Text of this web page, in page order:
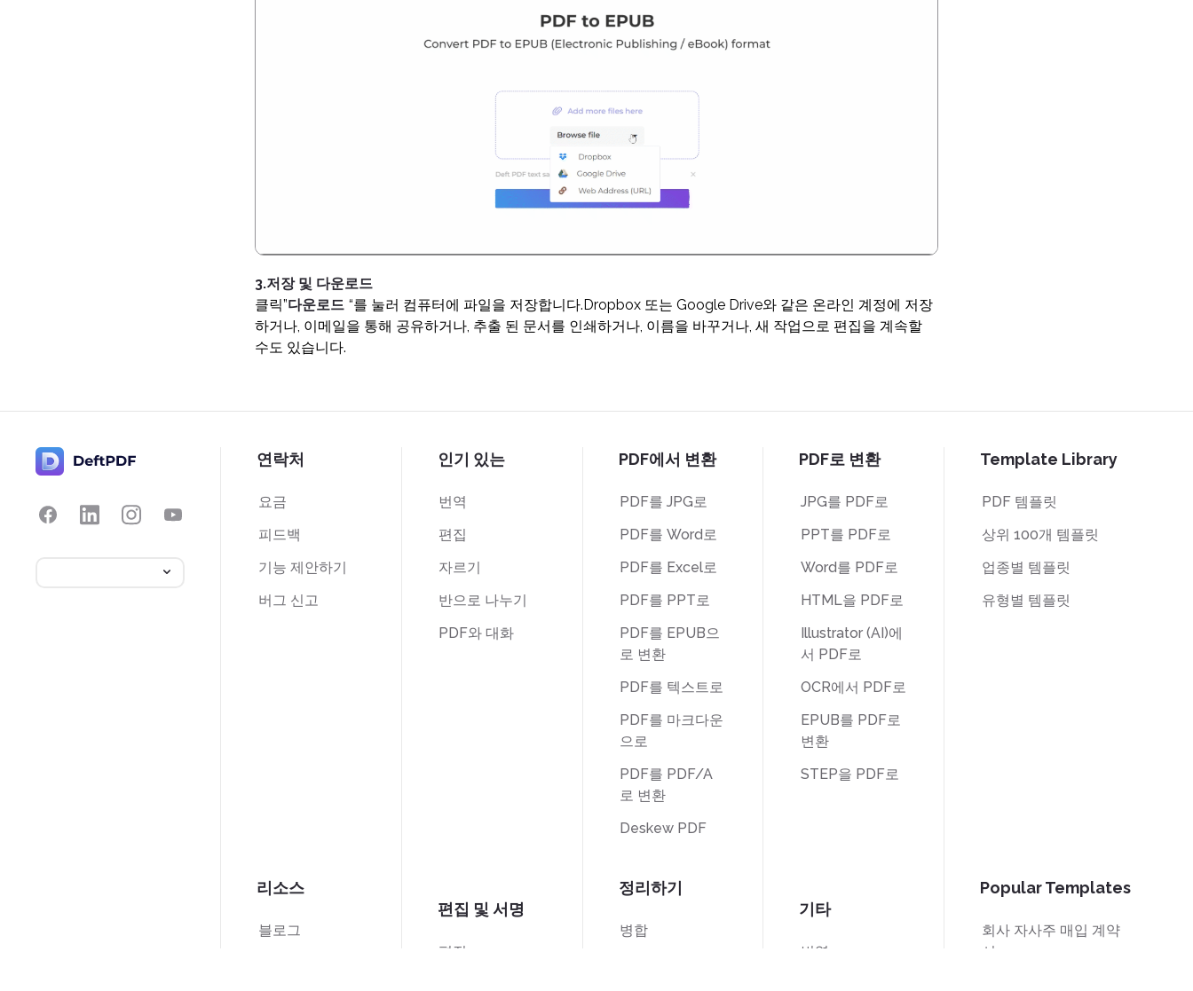
3.저장 및 다운로드
클릭”다운로드 “를 눌러 컴퓨터에 파일을 저장합니다.Dropbox 또는 Google Drive와 같은 온라인 계정에 저장
하거나, 이메일을 통해 공유하거나, 추출 된 문서를 인쇄하거나, 이름을 바꾸거나, 새 작업으로 편집을 계속할
수도 있습니다.
연락처
요금
피드백
기능 제안하기
버그 신고
리소스
블로그
인기 있는
번역
편집
자르기
반으로 나누기
PDF와 대화
편집 및 서명
편집
PDF에서 변환
PDF를 JPG로
PDF를 Word로
PDF를 Excel로
PDF를 PPT로
PDF를 EPUB으
로 변환
PDF를 텍스트로
PDF를 마크다운
으로
PDF를 PDF/A
로 변환
Deskew PDF
정리하기
병합
PDF로 변환
JPG를 PDF로
PPT를 PDF로
Word를 PDF로
HTML을 PDF로
Illustrator (AI)에
서 PDF로
OCR에서 PDF로
EPUB를 PDF로
변환
STEP을 PDF로
기타
번역
Template Library
PDF 템플릿
상위 100개 템플릿
업종별 템플릿
유형별 템플릿
Popular Templates
회사 자사주 매입 계약
서